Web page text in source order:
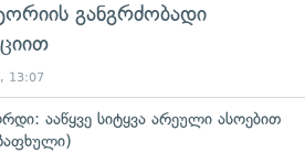
განგრძობადი
13:07
ააწყვე სიტყვა არეული ასოებით